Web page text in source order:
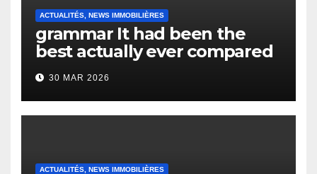
ACTUALITÉS, NEWS IMMOBILIÈRES
grammar It had been the
best actually ever compared
to it’s the top actually?
English Vocabulary Learners
Heap Change
30 MAR 2026
ACTUALITÉS, NEWS IMMOBILIÈRES